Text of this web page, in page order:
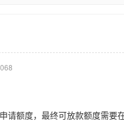
请额度，最终可放款额度需要